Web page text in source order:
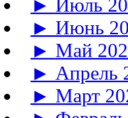
► Июль
► Июнь
► Май
► Апрель
► Март